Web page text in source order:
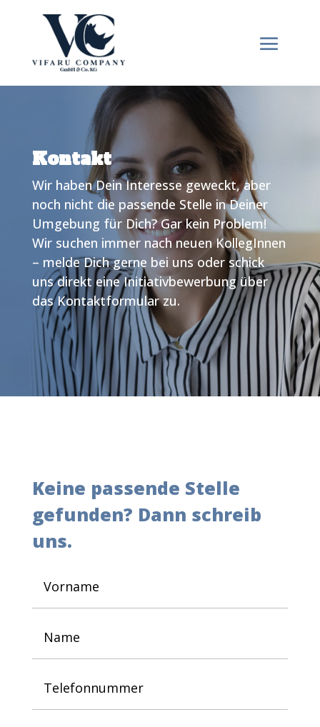
Kontakt
Wir haben Dein Interesse geweckt, aber
noch nicht die passende Stelle in Deiner
Umgebung für Dich? Gar kein Problem!
Wir suchen immer nach neuen KollegInnen
– melde Dich gerne bei uns oder schick
uns direkt eine Initiativbewerbung über
das Kontaktformular zu.
Keine passende Stelle
gefunden? Dann schreib
uns.